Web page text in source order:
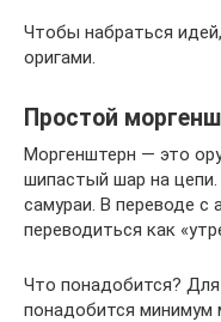
Чтобы набраться
оригами.
Простой
Моргенштерн — это
шипастый шар на
самураи. В переводе с
переводиться как
Что понадобится?
понадобится минимум